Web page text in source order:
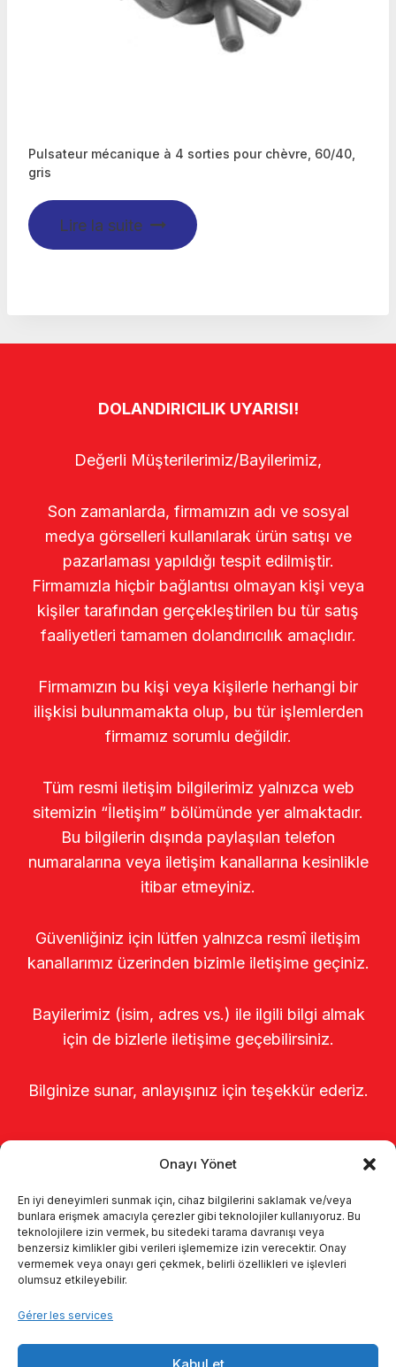
Onayı Yönet
En iyi deneyimleri sunmak için, cihaz bilgilerini saklamak ve/veya
bunlara erişmek amacıyla çerezler gibi teknolojiler kullanıyoruz. Bu
teknolojilere izin vermek, bu sitedeki tarama davranışı veya
benzersiz kimlikler gibi verileri işlememize izin verecektir. Onay
vermemek veya onayı geri çekmek, belirli özellikleri ve işlevleri
olumsuz etkileyebilir.
Gérer les services
Kabul et
Pulsateur mécanique à 4 sorties pour chèvre, 60/40,
gris
Lire la suite
DOLANDIRICILIK UYARISI!
Değerli Müşterilerimiz/Bayilerimiz,
Son zamanlarda, firmamızın adı ve sosyal
medya görselleri kullanılarak ürün satışı ve
pazarlaması yapıldığı tespit edilmiştir.
Firmamızla hiçbir bağlantısı olmayan kişi veya
kişiler tarafından gerçekleştirilen bu tür satış
faaliyetleri tamamen dolandırıcılık amaçlıdır.
Firmamızın bu kişi veya kişilerle herhangi bir
ilişkisi bulunmamakta olup, bu tür işlemlerden
firmamız sorumlu değildir.
Tüm resmi iletişim bilgilerimiz yalnızca web
sitemizin “İletişim” bölümünde yer almaktadır.
Bu bilgilerin dışında paylaşılan telefon
numaralarına veya iletişim kanallarına kesinlikle
itibar etmeyiniz.
Güvenliğiniz için lütfen yalnızca resmî iletişim
kanallarımız üzerinden bizimle iletişime geçiniz.
Bayilerimiz (isim, adres vs.) ile ilgili bilgi almak
için de bizlerle iletişime geçebilirsiniz.
Bilginize sunar, anlayışınız için teşekkür ederiz.
Page d’accueil
À propos de nous